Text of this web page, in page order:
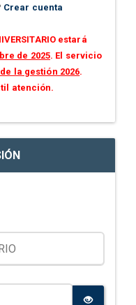
Crear cuenta
estará
de 2025. El servicio
la gestión 2026.
atención.